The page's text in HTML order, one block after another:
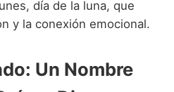
día de la luna, que
y la conexión emocional.
Un Nombre